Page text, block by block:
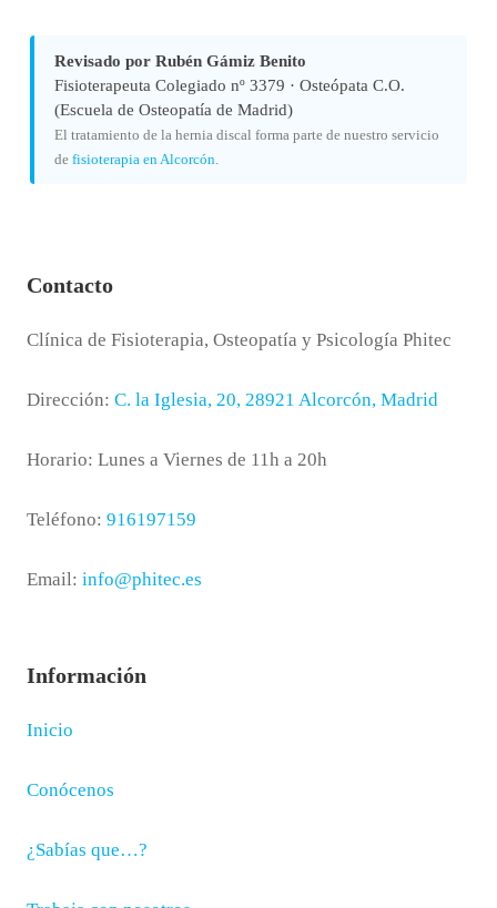
Revisado por Rubén Gámiz Benito
Fisioterapeuta Colegiado nº 3379 · Osteópata C.O.
(Escuela de Osteopatía de Madrid)
El tratamiento de la hernia discal forma parte de nuestro servicio
de fisioterapia en Alcorcón
Contacto
Clínica de Fisioterapia, Osteopatía y Psicología Phitec
Dirección: C. la Iglesia, 20, 28921 Alcorcón, Madrid
Horario: Lunes a Viernes de 11h a 20h
Teléfono: 916197159
Email: info@phitec.es
Información
Inicio
Conócenos
¿Sabías que…?